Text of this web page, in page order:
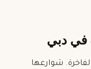
في دبي
شوارعها